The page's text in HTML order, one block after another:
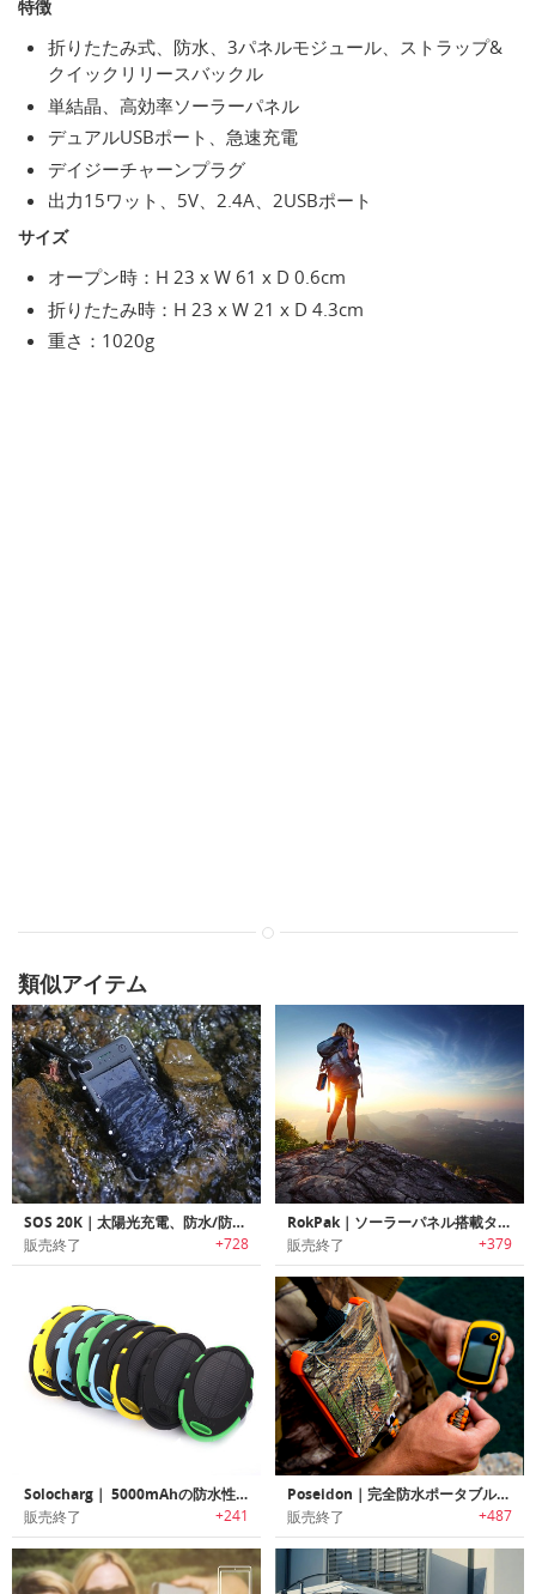
特徴
折りたたみ式、防水、3パネルモジュール、ストラップ&
クイックリリースバックル
単結晶、高効率ソーラーパネル
デュアルUSBポート、急速充電
デイジーチャーンプラグ
出力15ワット、5V、2.4A、2USBポート
サイズ
オープン時：H 23 x W 61 x D 0.6cm
折りたたみ時：H 23 x W 21 x D 4.3cm
重さ：1020g
類似アイテム
SOS 20K｜太陽光充電、防水/防塵、SOSシグナル機能を備えた頑丈な大容量ポータブルバッテリー
販売終了 +728
RokPak｜ソーラーパネル搭載タフバッテリーケース「ロックパック」
販売終了 +379
Solocharg｜ 5000mAhの防水性ソーラーパワーバンク「ソロチャージ」
販売終了 +241
Poseidon｜完全防水ポータブル充電器 ポセイドン
販売終了 +487